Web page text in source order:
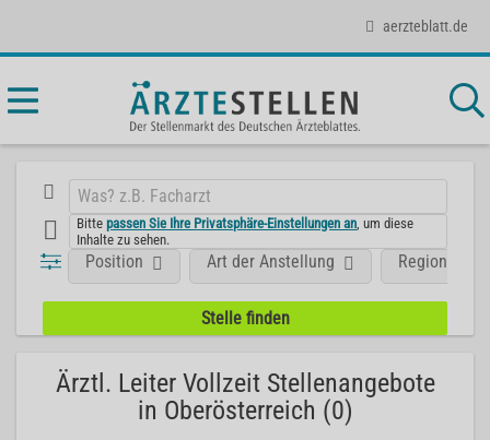
aerzteblatt.de
Bittepassen Sie Ihre Privatsphäre-Einstellungen an , um diese
Inhalte zu sehen.
Position Art der Anstellung Region
Ärztl. Leiter Vollzeit Stellenangebote
in Oberösterreich (0)